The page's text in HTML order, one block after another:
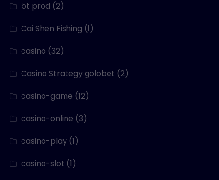
bt prod (2)
Cai Shen Fishing (1)
casino (32)
Casino Strategy golobet (2)
casino-game (12)
casino-online (3)
casino-play (1)
casino-slot (1)